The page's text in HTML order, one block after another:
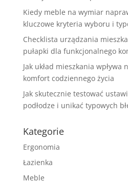
Kiedy meble na wymiar
kluczowe kryteria wyboru i
Checklista urządzania
pułapki dla funkcjonalnego
Jak układ mieszkania wpływa
komfort codziennego życia
Jak skutecznie testować
podłodze i unikać typowych
Kategorie
Ergonomia
Łazienka
Meble